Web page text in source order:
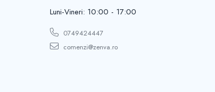
Luni-Vineri: 10:00 - 17:00
0749424447
comenzi@zenva.ro